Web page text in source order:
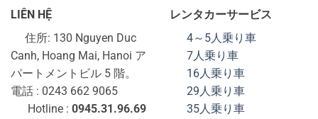
LIÊN HỆ
住所: 130 Nguyen Duc
Canh, Hoang Mai, Hanoi ア
パートメントビル 5 階。
電話 : 0243 662 9065
Hotline : 0945.31.96.69
レンタカーサービス
4～5人乗り車
7人乗り車
16人乗り車
29人乗り車
35人乗り車